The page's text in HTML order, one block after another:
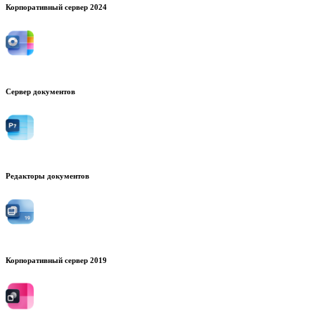
Корпоративный сервер 2024
Сервер документов
Редакторы документов
Корпоративный сервер 2019